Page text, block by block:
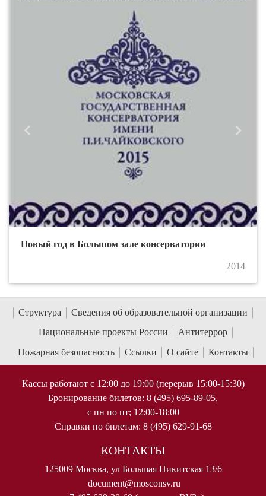
Новый год в Большом зале консерватории
2014
Назад
Структура
Сведения об образовательной организации
Национальные проекты России
Антитеррор
Пожарная безопасность
Ссылки О сайте Контакты
Кассы работают с 12:00 до 19:00 (перерыв 15:00-15:30)
Бронирование билетов: 8 (495) 695-89-05,
с пн по пт; 12:00-18:00
Справки по билетам: 8 (495) 629-91-68
КОНТАКТЫ
125009 Москва, ул Большая Никитская 13/6
document@mosconsv.ru